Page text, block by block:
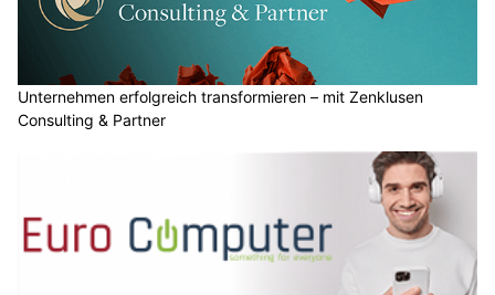
Unternehmen erfolgreich transformieren – mit Zenklusen
Consulting & Partner